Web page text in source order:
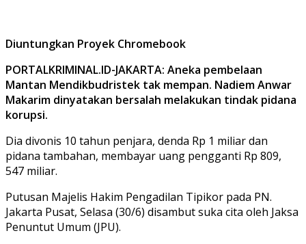
Diuntungkan Proyek Chromebook
PORTALKRIMINAL.ID-JAKARTA: Aneka pembelaan
Mantan Mendikbudristek tak mempan. Nadiem Anwar
Makarim dinyatakan bersalah melakukan tindak pidana
korupsi.
Dia divonis 10 tahun penjara, denda Rp 1 miliar dan
pidana tambahan, membayar uang pengganti Rp 809,
547 miliar.
Putusan Majelis Hakim Pengadilan Tipikor pada PN.
Jakarta Pusat, Selasa (30/6) disambut suka cita oleh Jaksa
Penuntut Umum (JPU).